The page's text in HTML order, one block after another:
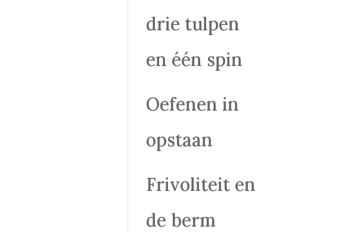
drie tulpen
en één spin
Oefenen in
opstaan
Frivoliteit en
de berm